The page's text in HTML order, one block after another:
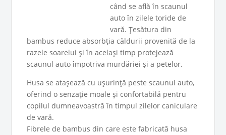
când se află în scaunul
auto în zilele toride de
vară. Țesătura din
bambus reduce absorbția căldurii provenită de la
razele soarelui și în același timp protejează
scaunul auto împotriva murdăriei și a petelor.
Husa se atașează cu ușurință peste scaunul auto,
oferind o senzație moale și confortabilă pentru
copilul dumneavoastră în timpul zilelor caniculare
de vară.
Fibrele de bambus din care este fabricată husa